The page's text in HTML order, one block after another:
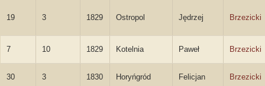
19 3 1829 Ostropol Jędrzej Brzezicki
7 10 1829 Kotelnia Paweł Brzezicki
30 3 1830 Horyńgród Felicjan Brzezicki